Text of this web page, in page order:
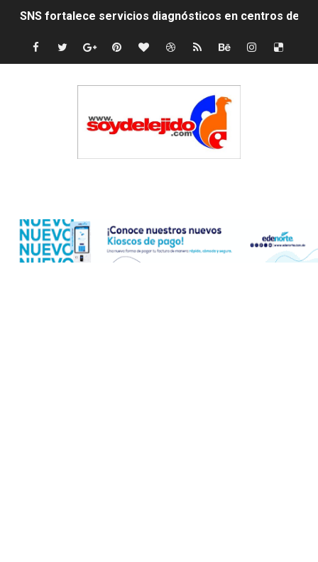
SNS fortalece servicios diagnósticos en centros de
PRM elige dirección unificada con Abinader, Garrigó y
Discusión familiar termina en muerte de un joven en
Coraasan construye parque solar de un megavatio
Precio del dólar hoy viernes 7 de agosto de 2026